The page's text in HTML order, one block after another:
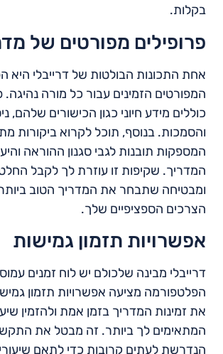
בקלות.
פרופילים מפורטים של
אחת התכונות הבולטות של דרייבלי היא
המפורטים הזמינים עבור כל מורה נהיגה.
כוללים מידע חיוני כגון הכישורים שלהם,
והסמכות. בנוסף, תוכל לקרוא ביקורות
המספקות תובנות לגבי סגנון ההוראה
המדריך. שקיפות זו עוזרת לך לקבל
ומבטיחה שתבחר את המדריך הטוב
הצרכים הספציפיים שלך.
אפשרויות תזמון גמישות
דרייבלי מבינה שלכולם יש לוח זמנים
הפלטפורמה מציעה אפשרויות תזמון
את זמינות המדריך בזמן אמת ולהזמין
המתאימים לך ביותר. זה מבטל את
הנדרשת לעתים קרובות כדי לתאם